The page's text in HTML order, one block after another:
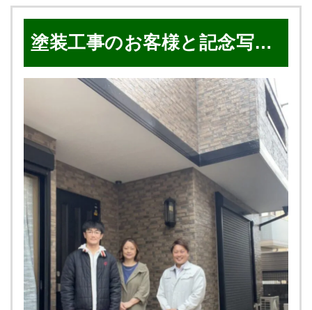
門家にご相談ください。 ▲費用がかかる こちら
はサイズや種類によって お値段がかわります。
ですが、トータルしてもデメリット以上に メリッ
トを実感されている方が多く、 取り付けて良かっ
たと感じる方が 多くいらっしゃいます☺️💕 施工は
1時間〜数時間でおわりますので、 工事が何日もか
かることもないのです✨ 今回の施工風景がこち
ら💁‍♀️ ↓↓↓ 【 施工前 】 枠を取り付けて、
ガラスを設置！！！！ ⇓ 完成です🎵 このよう
に、 あっという間に設置できました✨✨ 樹脂サ
ッシの色が選べるものもありますので、 お部屋の
印象もガラッと変わりますね😊❤️ そして実はこ
の工事、過去最大の補助金、 住宅省エネ2023キャ
ンペーン 先進的窓リノベ対象になります🎉 以前の
ブログで触れたのは覚えていらっしゃいますか❓
↓ 詳しくはこちらをご覧ください！！ 🔎☆住宅省
★after★ ご自宅のお庭に物置設置や、濡れ縁・
ウッドデッキの 新設工事をお考えのお客様がいら
っしゃいましたら、 お気軽にご相談くださいませ
✨ 屋根塗装・外壁塗装の事 ご自宅のことでお
困りの際は 是非❗️ 雅へお気軽にご相談ください❗️ ✅
話しを聞くだけでもOK👌🏻 ✅ お見積もりだけでも
OK👌🏻 まずは無料診断から❗️ お待ちしております🌟
たね(๑>◡<๑) お客様の挨拶回りの際に、 桜並木を
よく見ていたので、 春だなぁとほっこりしていま
はお気をつけください🌟 では❗️❗️ 今回は、屋根
のカバー工法について 少しお話したいと思います
😆 カバー工法って。。。❓❓ 聞き慣れない言葉か
もしれないですね(´ー｀) 本当に簡単に言えば、
古い屋根材の上から新しく軽い金属の 屋根材を張
って被せる工事です❗️ おおまかなメリットとして
は、 💡解体工事がほぼ不要の為、 廃材がほとん
ど発生しない 💡工期が短い 💡二重屋根になるの
で、 断熱性・遮音性が期待できる などなど。 ⚠
ただ残念ながら、全ての屋根に 適しているわけ
ではありません⚠ たとえば瓦屋根など。 もともと
瓦は重い屋根材ですので、 さらに新しい屋根材を
重ねてしまいますと 負担をかけてしまいます💦 ま
塗装工事のお客様と記念写真
撮影📷✨